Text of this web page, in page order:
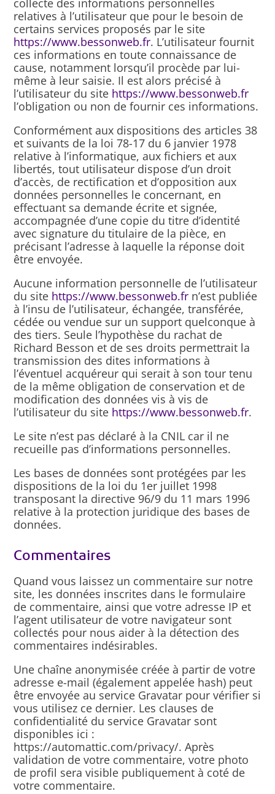
collecte des informations personnelles
relatives à l’utilisateur que pour le besoin de
certains services proposés par le site
https://www.bessonweb.fr. L’utilisateur fournit
ces informations en toute connaissance de
cause, notamment lorsqu’il procède par lui-
même à leur saisie. Il est alors précisé à
l’utilisateur du site https://www.bessonweb.fr
l’obligation ou non de fournir ces informations.
Conformément aux dispositions des articles 38
et suivants de la loi 78-17 du 6 janvier 1978
relative à l’informatique, aux fichiers et aux
libertés, tout utilisateur dispose d’un droit
d’accès, de rectification et d’opposition aux
données personnelles le concernant, en
effectuant sa demande écrite et signée,
accompagnée d’une copie du titre d’identité
avec signature du titulaire de la pièce, en
précisant l’adresse à laquelle la réponse doit
être envoyée.
Aucune information personnelle de l’utilisateur
du site https://www.bessonweb.fr n’est publiée
à l’insu de l’utilisateur, échangée, transférée,
cédée ou vendue sur un support quelconque à
des tiers. Seule l’hypothèse du rachat de
Richard Besson et de ses droits permettrait la
transmission des dites informations à
l’éventuel acquéreur qui serait à son tour tenu
de la même obligation de conservation et de
modification des données vis à vis de
l’utilisateur du site https://www.bessonweb.fr.
Le site n’est pas déclaré à la CNIL car il ne
recueille pas d’informations personnelles.
Les bases de données sont protégées par les
dispositions de la loi du 1er juillet 1998
transposant la directive 96/9 du 11 mars 1996
relative à la protection juridique des bases de
données.
Commentaires
Quand vous laissez un commentaire sur notre
site, les données inscrites dans le formulaire
de commentaire, ainsi que votre adresse IP et
l’agent utilisateur de votre navigateur sont
collectés pour nous aider à la détection des
commentaires indésirables.
Une chaîne anonymisée créée à partir de votre
adresse e-mail (également appelée hash) peut
être envoyée au service Gravatar pour vérifier si
vous utilisez ce dernier. Les clauses de
confidentialité du service Gravatar sont
disponibles ici :
https://automattic.com/privacy/. Après
validation de votre commentaire, votre photo
de profil sera visible publiquement à coté de
votre commentaire.